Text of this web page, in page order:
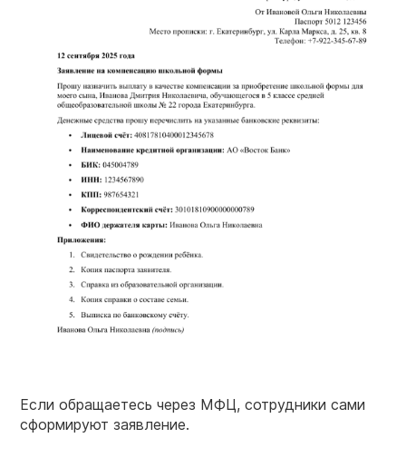
Если обращаетесь через МФЦ, сотрудники сами
сформируют заявление.